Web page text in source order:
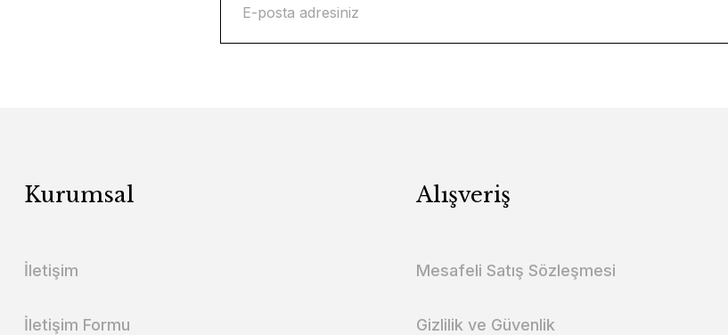
Kurumsal
İletişim
İletişim Formu
Alışveriş
Mesafeli Satış Sözleşmesi
Gizlilik ve Güvenlik